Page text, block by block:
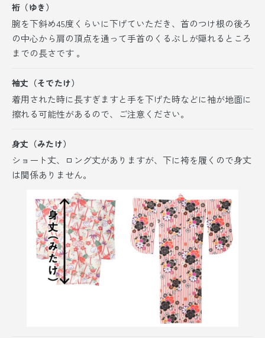
裄（ゆき）
腕を下斜め45度くらいに下げていただき、首のつけ根の後ろ
の中心から肩の頂点を通って手首のくるぶしが隠れるところ
までの長さです 。
袖丈（そでたけ）
着用された時に長すぎますと手を下げた時などに袖が地面に
擦れる可能性があるので、ご注意ください。
身丈（みたけ）
ショート丈、ロング丈がありますが、 下に袴を履くので身丈
は関係ありません。